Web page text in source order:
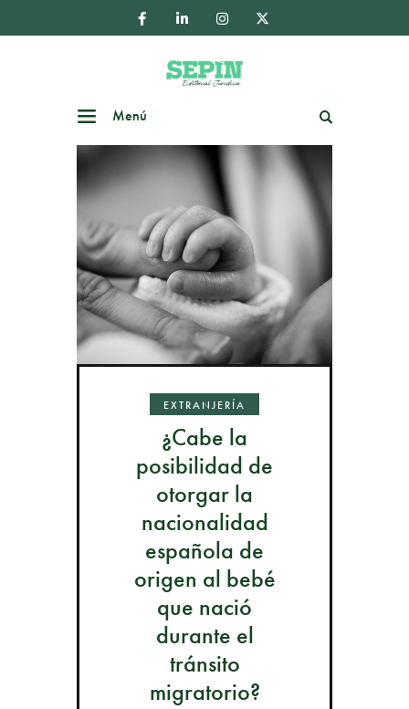
Menú
EXTRANJERÍA
¿Cabe la
posibilidad de
otorgar la
nacionalidad
española de
origen al bebé
que nació
durante el
tránsito
migratorio?